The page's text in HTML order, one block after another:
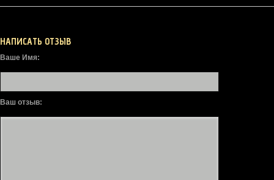
НАПИСАТЬ ОТЗЫВ
Ваше Имя:
Ваш отзыв: